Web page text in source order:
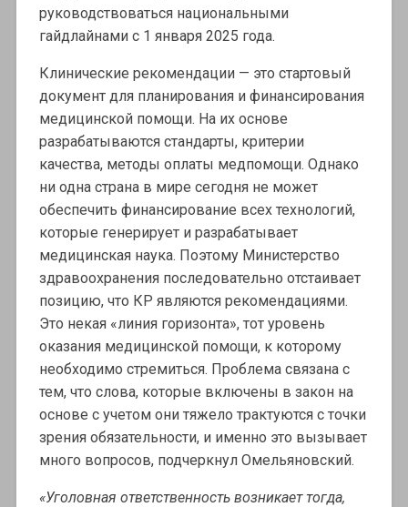
руководствоваться национальными
гайдлайнами с 1 января 2025 года.
Клинические рекомендации — это стартовый
документ для планирования и финансирования
медицинской помощи. На их основе
разрабатываются стандарты, критерии
качества, методы оплаты медпомощи. Однако
ни одна страна в мире сегодня не может
обеспечить финансирование всех технологий,
которые генерирует и разрабатывает
медицинская наука. Поэтому Министерство
здравоохранения последовательно отстаивает
позицию, что КР являются рекомендациями.
Это некая «линия горизонта», тот уровень
оказания медицинской помощи, к которому
необходимо стремиться. Проблема связана с
тем, что слова, которые включены в закон на
основе с учетом они тяжело трактуются с точки
зрения обязательности, и именно это вызывает
много вопросов, подчеркнул Омельяновский.
«Уголовная ответственность возникает тогда,